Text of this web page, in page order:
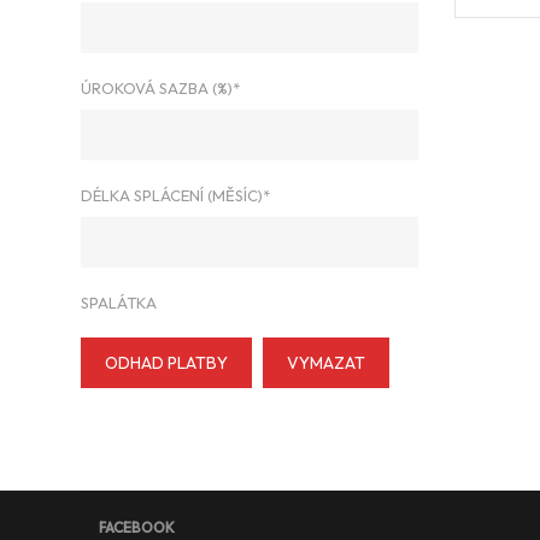
ÚROKOVÁ SAZBA (%)*
DÉLKA SPLÁCENÍ (MĚSÍC)*
SPALÁTKA
ODHAD PLATBY VYMAZAT
FACEBOOK